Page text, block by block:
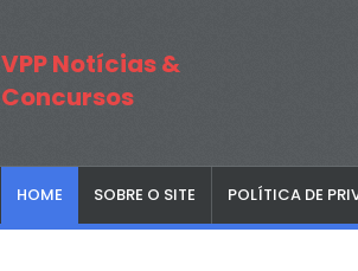
VPP Notícias &
Concursos
HOME SOBRE O SITE POLÍTICA DE